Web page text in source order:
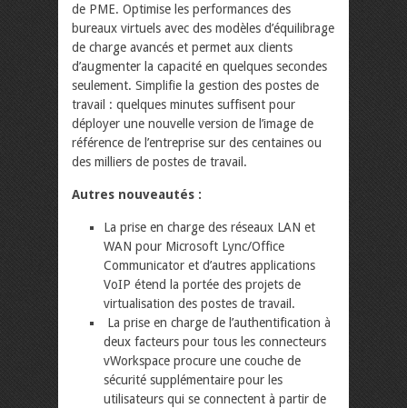
de PME. Optimise les performances des
bureaux virtuels avec des modèles d’équilibrage
de charge avancés et permet aux clients
d’augmenter la capacité en quelques secondes
seulement. Simplifie la gestion des postes de
travail : quelques minutes suffisent pour
déployer une nouvelle version de l’image de
référence de l’entreprise sur des centaines ou
des milliers de postes de travail.
Autres nouveautés :
La prise en charge des réseaux LAN et
WAN pour Microsoft Lync/Office
Communicator et d’autres applications
VoIP étend la portée des projets de
virtualisation des postes de travail.
La prise en charge de l’authentification à
deux facteurs pour tous les connecteurs
vWorkspace procure une couche de
sécurité supplémentaire pour les
utilisateurs qui se connectent à partir de